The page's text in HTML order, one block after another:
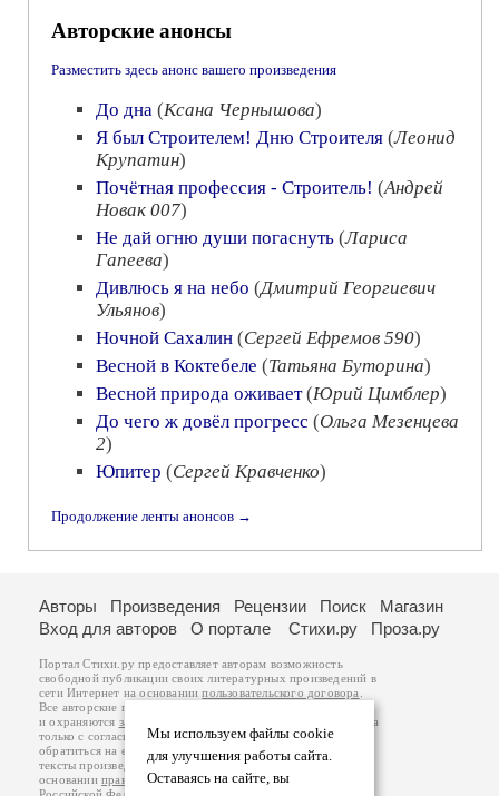
Авторские анонсы
Разместить здесь анонс вашего произведения
До дна (Ксана Чернышова)
Я был Строителем! Дню Строителя (Леонид
Крупатин)
Почётная профессия - Строитель! (Андрей
Новак 007)
Не дай огню души погаснуть (Лариса
Гапеева)
Дивлюсь я на небо (Дмитрий Георгиевич
Ульянов)
Ночной Сахалин (Сергей Ефремов 590)
Весной в Коктебеле (Татьяна Буторина)
Весной природа оживает(Юрий Цимблер)
До чего ж довёл прогресс (Ольга Мезенцева
2)
Юпитер (Сергей Кравченко)
Продолжение ленты анонсов →
Мы используем файлы cookie
для улучшения работы сайта.
Оставаясь на сайте, вы
Авторы Произведения Рецензии Поиск
Магазин
Вход для авторов
О портале Стихи.ру Проза.ру
Портал Стихи.ру предоставляет авторам возможность
свободной публикации своих литературных произведений в
сети Интернет на основаниипользовательского договора
Все авторские права на произведения принадлежат авторам
и охраняются законом
. Перепечатка произведений возможна
только с согласия его автора, к которому вы можете
обратиться на его авторской странице. Ответственность за
тексты произведений авторы несут самостоятельно на
основанииправил публикацииизаконодательства